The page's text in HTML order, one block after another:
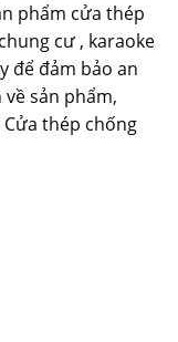
phẩm cửa thép
cư , karaoke
để đảm bảo an
sản phẩm,
thép chống